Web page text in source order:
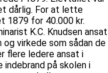
dårlig. For at lette
1879 for 40.000 kr.
K.C. Knudsen ansat
virkede som sådan de
flere ledere ansat i
på skolen i